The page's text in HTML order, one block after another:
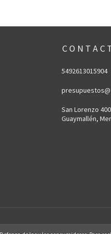
C O N T A C
5492613015904
San Lorenzo
Guaymallén,